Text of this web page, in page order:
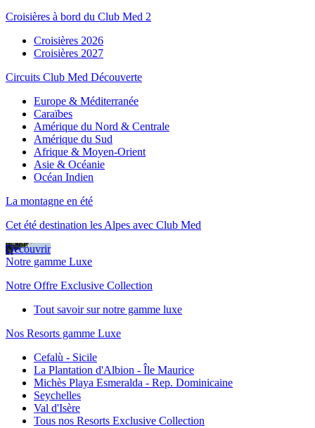
Croisières à bord du Club Med 2
Croisières 2026
Croisières 2027
Circuits Club Med Découverte
Europe & Méditerranée
Caraïbes
Amérique du Nord & Centrale
Amérique du Sud
Afrique & Moyen-Orient
Asie & Océanie
Océan Indien
La montagne en été
Cet été destination les Alpes avec Club Med
Découvrir
Notre gamme Luxe
Notre Offre Exclusive Collection
Tout savoir sur notre gamme luxe
Nos Resorts gamme Luxe
Cefalù - Sicile
La Plantation d'Albion - Île Maurice
Michès Playa Esmeralda - Rep. Dominicaine
Seychelles
Val d'Isère
Tous nos Resorts Exclusive Collection